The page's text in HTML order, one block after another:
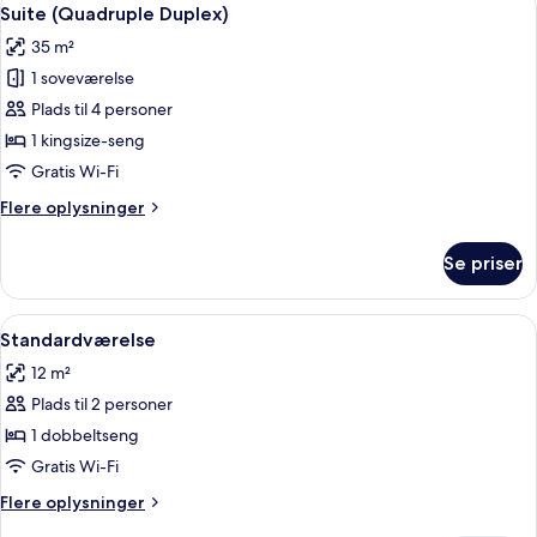
alle
billeder
af
Suite
(Quadruple
Duplex)
5
Suite (Quadruple Duplex)
35 m²
1 soveværelse
Plads til 4 personer
1 kingsize-seng
Gratis Wi-Fi
Flere oplysninger
Flere
(Quadruple
Duplex)
Se priser
Indlæs
alle
billeder
af
Standardværelse
En pænt redt seng med hvide
6
Standardværelse
12 m²
Plads til 2 personer
1 dobbeltseng
Gratis Wi-Fi
Flere oplysninger
Flere